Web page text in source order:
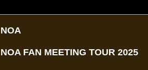
NOA
NOA FAN MEETING TOUR 2025